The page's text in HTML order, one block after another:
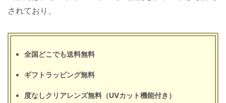
されており、
全国どこでも送料無料
ギフトラッピング無料
度なしクリアレンズ無料（UVカット機能付き）